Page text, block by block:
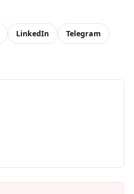
LinkedIn Telegram